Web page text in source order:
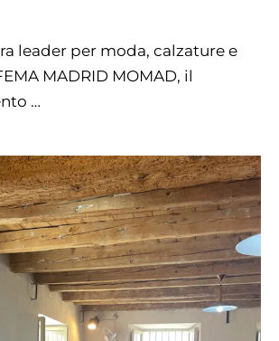
leader per moda, calzature e
MADRID MOMAD, il
…